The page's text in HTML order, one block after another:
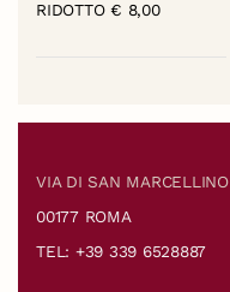
RIDOTTO € 8,00
VIA DI SAN MARCELLINO
00177 ROMA
TEL: +39 339 6528887